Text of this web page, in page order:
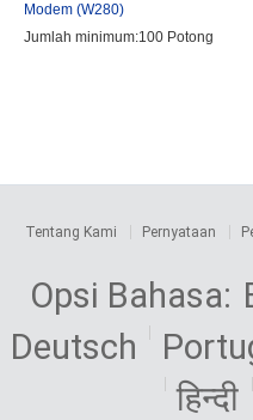
Modem (W280)
Jumlah minimum:100 Potong
Tentang Kami Pernyataan
Opsi Bahasa:
Deutsch
हिन्दी